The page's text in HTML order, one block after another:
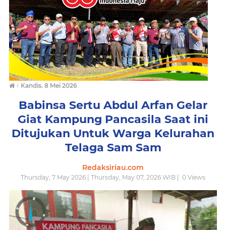
› Kandis. 8 Mei 2026
Babinsa Sertu Abdul Arfan Gelar
Giat Kampung Pancasila Saat ini
Ditujukan Untuk Warga Kelurahan
Telaga Sam Sam
Redaksiriau.com
Thursday, 7 May 2026 | Thursday, May 07, 2026 WIB | 0 Views